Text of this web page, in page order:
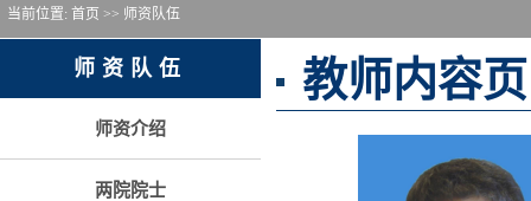
当前位置: 首页 >> 师资队伍
师资队伍
师资介绍
两院院士
教师内容页